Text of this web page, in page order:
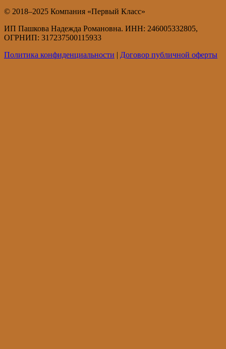
© 2018–2025 Компания «Первый Класс»
ИП Пашкова Надежда Романовна. ИНН: 246005332805,
ОГРНИП: 317237500115933
Политика конфиденциальности | Договор публичной оферты